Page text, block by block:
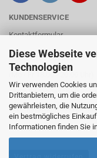
Diese Webseite
Technologien
Wir verwenden Cookies
Drittanbietern, um die
gewährleisten, die
ein bestmögliches
Informationen finden Sie
KUNDENSERVICE
Kontaktformular
Mobil: 0157 53329577
(Mo - Fr 18.00 - 20.00 Uhr)
- kein Ladengeschäft -
- Werkstatttermine nur